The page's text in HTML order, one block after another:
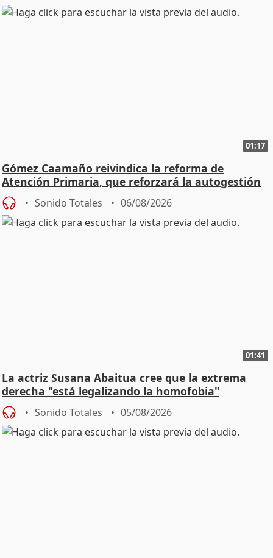
01:17
Gómez Caamaño reivindica la reforma de
Atención Primaria, que reforzará la autogestión
Sonido Totales 06/08/2026
01:41
La actriz Susana Abaitua cree que la extrema
derecha "está legalizando la homofobia"
Sonido Totales 05/08/2026